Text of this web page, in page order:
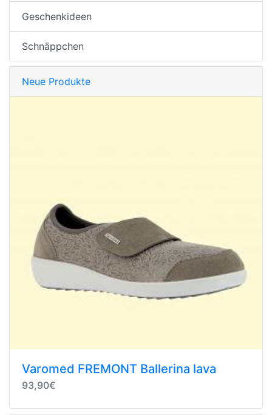
Geschenkideen
Schnäppchen
Neue Produkte
Varomed FREMONT Ballerina lava
93,90€